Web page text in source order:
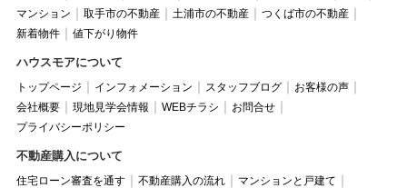
マンション
取手市の不動産 土浦市の不動産
つくば市の不動産
新着物件
値下がり物件
ハウスモアについて
トップページ インフォメーション スタッフブログ
お客様の声
会社概要
現地見学会情報 WEBチラシ
お問合せ
プライバシーポリシー
不動産購入について
住宅ローン審査を通す 不動産購入の流れ
マンションと戸建て